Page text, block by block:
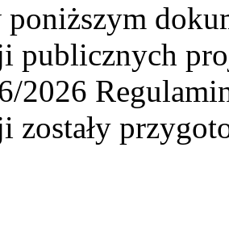
poniższym
publicznych
2026
zostały